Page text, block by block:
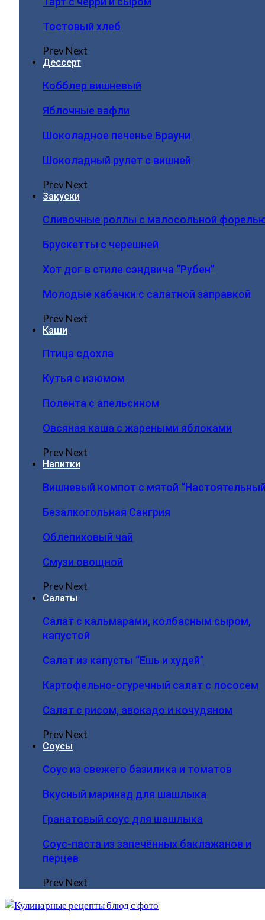
Тостовый хлеб
PrevNext
Дессерт
Кобблер вишневый
Яблочные вафли
Шоколадное печенье Брауни
Шоколадный рулет с вишней
PrevNext
Закуски
Сливочные роллы с малосольной
Брускетты с черешней
Хот дог в стиле сэндвича “Рубен”
Молодые кабачки с салатной заправкой
PrevNext
Каши
Птица сдохла
Кутья с изюмом
Полента с апельсином
Овсяная каша с жареными яблоками
PrevNext
Напитки
Вишневый компот с мятой
Безалкогольная Сангрия
Облепиховый чай
Смузи овощной
PrevNext
Салаты
Салат с кальмарами, колбасным сыром,
капустой
Салат из капусты “Ешь и худей”
Картофельно-огуречный салат с лососем
Салат с рисом, авокадо и кочудяном
PrevNext
Соусы
Соус из свежего базилика и томатов
Вкусный маринад для шашлыка
Гранатовый соус для шашлыка
Соус-паста из запечённых баклажанов и
перцев
PrevNext